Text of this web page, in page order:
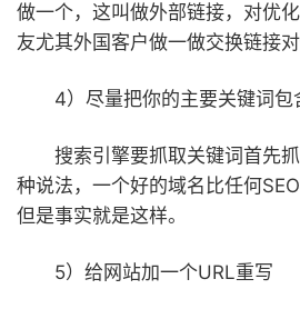
做一个，这叫做外部链接，对优
友尤其外国客户做一做交换链接
4）尽量把你的主要关键词包
搜索引擎要抓取关键词首先
种说法，一个好的域名比任何
但是事实就是这样。
5）给网站加一个URL重写